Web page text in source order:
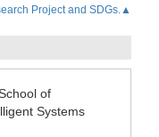
Project and SDGs.▲
of
Systems